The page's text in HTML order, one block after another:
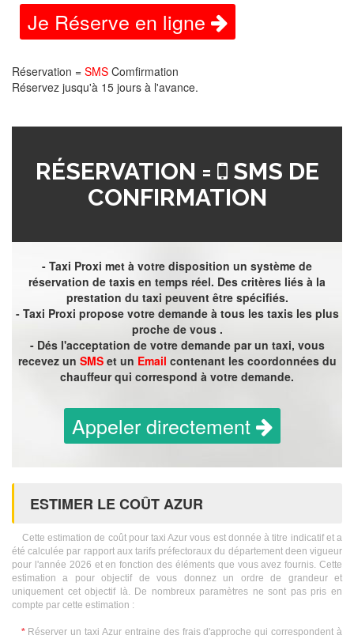
Je Réserve en ligne
Réservation = SMS Comfirmation
Réservez jusqu'à 15 jours à l'avance.
RÉSERVATION =
SMS DE
CONFIRMATION
- Taxi Proxi met à votre disposition un système de
réservation de taxis en temps réel. Des critères liés à la
prestation du taxi peuvent être spécifiés.
- Taxi Proxi propose votre demande à tous les taxis les plus
proche de vous .
- Dés l'acceptation de votre demande par un taxi, vous
recevez un SMSet un Email contenant les coordonnées du
chauffeur qui correspond à votre demande.
Appeler directement
ESTIMER LE COÛT AZUR
Cette estimation de coût pour taxi Azur vous est donnée à titre indicatif et a
été calculée par rapport aux tarifs préfectoraux du département deen vigueur
pour l'année 2026 et en fonction des éléments que vous avez fournis. Cette
estimation a pour objectif de vous donnez un ordre de grandeur et
uniquement cet objectif là. De nombreux paramètres ne sont pas pris en
compte par cette estimation :
*Réserver un taxi Azur entraine des frais d'approche qui correspondent à